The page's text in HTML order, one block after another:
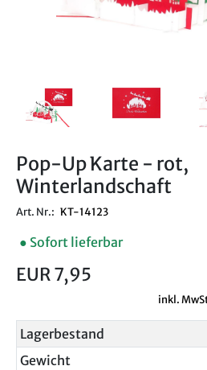
Pop-Up Karte - rot,
Winterlandschaft
Art. Nr.: KT-14123
● Sofort lieferbar
EUR 7,95
inkl.
Lagerbestand
Gewicht